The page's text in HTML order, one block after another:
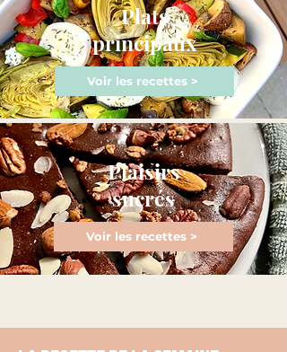
Plats
principaux
Voir les recettes >
Plaisirs
sucrés
Voir les recettes >